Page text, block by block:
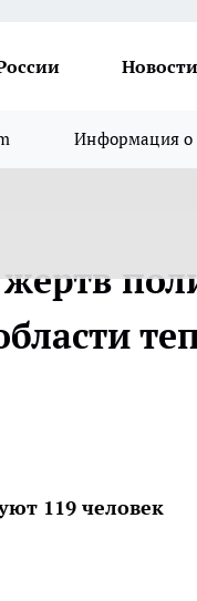
Информация о
119 человек